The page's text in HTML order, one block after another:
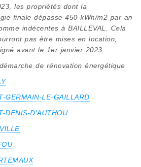
les propriétés dont la
finale dépasse 450 kWh/m2 par an
indécentes à BAILLEVAL. Cela
pas être mises en location,
avant le 1er janvier 2023.
de rénovation énergétique
GERMAIN-LE-GAILLARD
DENIS-D'AUTHOU